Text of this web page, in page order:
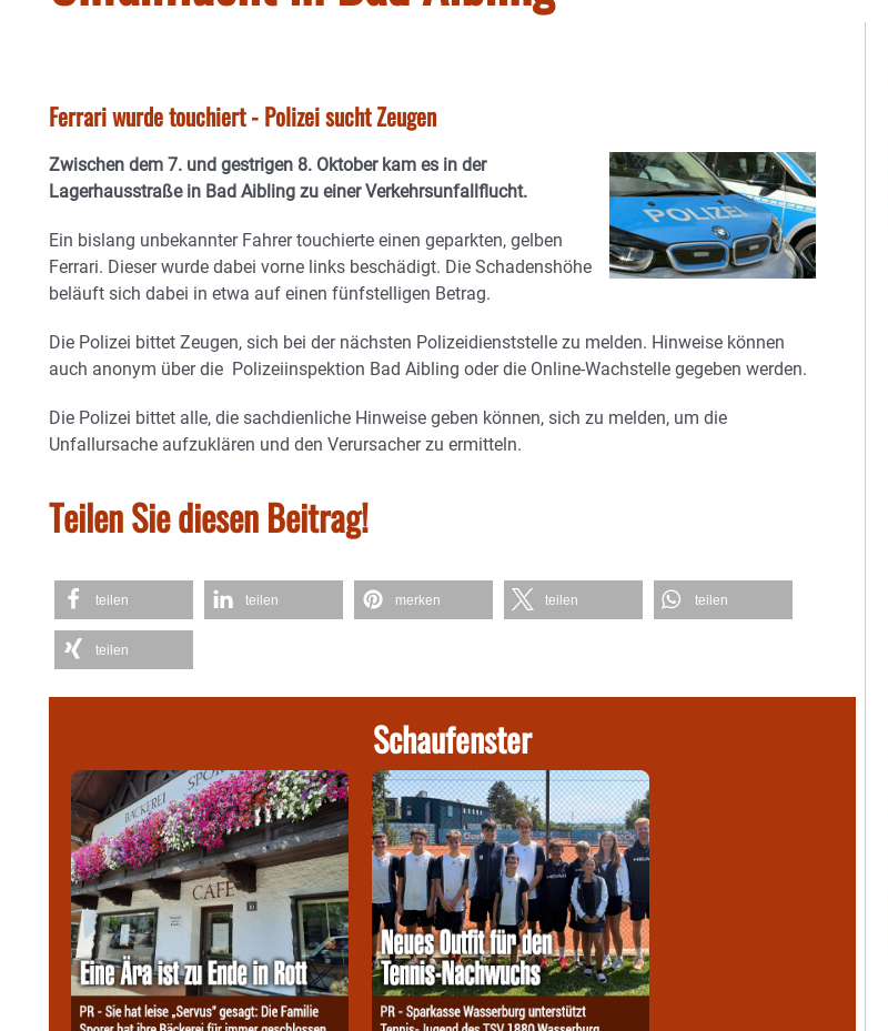
Ferrari wurde touchiert - Polizei sucht Zeugen
Zwischen dem 7. und gestrigen 8. Oktober kam es in der
Lagerhausstraße in Bad Aibling zu einer Verkehrsunfallflucht.
Ein bislang unbekannter Fahrer touchierte einen geparkten, gelben
Ferrari. Dieser wurde dabei vorne links beschädigt. Die Schadenshöhe
beläuft sich dabei in etwa auf einen fünfstelligen Betrag.
Die Polizei bittet Zeugen, sich bei der nächsten Polizeidienststelle zu melden. Hinweise können
auch anonym über die Polizeiinspektion Bad Aibling oder die Online-Wachstelle gegeben werden.
Die Polizei bittet alle, die sachdienliche Hinweise geben können, sich zu melden, um die
Unfallursache aufzuklären und den Verursacher zu ermitteln.
Teilen Sie diesen Beitrag!
teilen teilen merken teilen teilen
teilen
Schaufenster